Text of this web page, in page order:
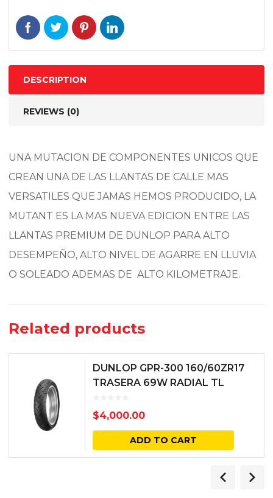
DESCRIPTION
REVIEWS (0)
UNA MUTACION DE COMPONENTES UNICOS QUE
CREAN UNA DE LAS LLANTAS DE CALLE MAS
VERSATILES QUE JAMAS HEMOS PRODUCIDO, LA
MUTANT ES LA MAS NUEVA EDICION ENTRE LAS
LLANTAS PREMIUM DE DUNLOP PARA ALTO
DESEMPEÑO, ALTO NIVEL DE AGARRE EN LLUVIA
O SOLEADO ADEMAS DE ALTO KILOMETRAJE.
Related products
DUNLOP GPR-300 160/60ZR17
TRASERA 69W RADIAL TL
$4,000.00
ADD TO CART